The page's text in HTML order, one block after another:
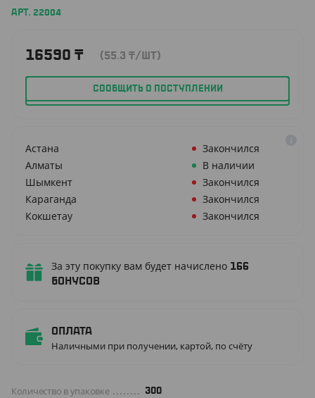
АРТ. 22004
16590 ₸ (55.3 ₸/ШТ)
СООБЩИТЬ О ПОСТУПЛЕНИИ
Астана
Закончился
Алматы
В наличии
Шымкент
Закончился
Караганда
Закончился
Кокшетау
Закончился
За эту покупку вам будет начислено 166
бонусов
Оплата
Наличными при получении, картой, по счёту
Количество в упаковке 300